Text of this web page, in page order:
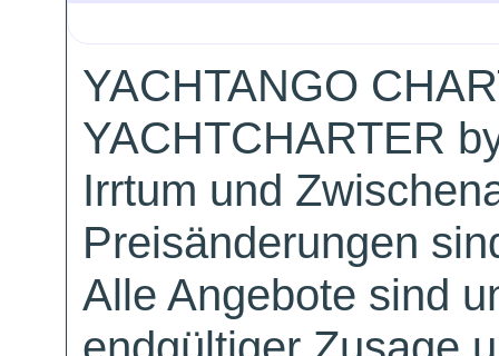
YACHTANGO
YACHTCHARTER
Irrtum und
Preisänderungen
Alle Angebote sind